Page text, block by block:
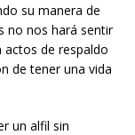
su manera de
no nos hará sentir
de respaldo
de tener una vida
un alfil sin